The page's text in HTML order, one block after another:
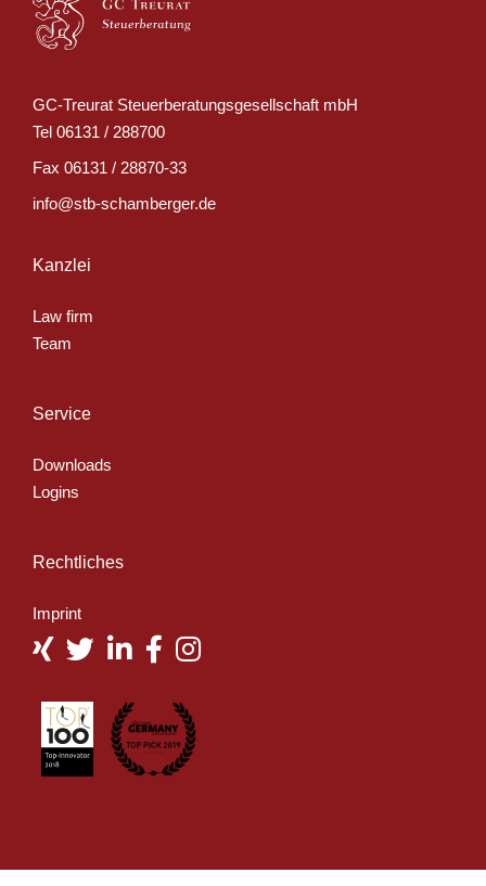
Kanzlei
Law firm
Team
GC-Treurat Steuerberatungsgesellschaft mbH
Tel 06131 / 288700
Fax 06131 / 28870-33
info@stb-schamberger.de
Service
Downloads
Logins
Rechtliches
Imprint